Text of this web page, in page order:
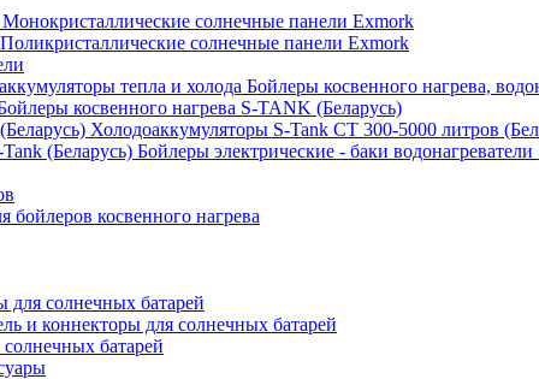
Монокристаллические солнечные панели Exmork
Поликристаллические солнечные панели Exmork
Бойлеры косвенного нагрева,
косвенного нагрева S-TANK (Беларусь)
Холодоаккумуляторы S-Tank СТ 300-5000 литров
Бойлеры электрические - баки водонагреватели
косвенного нагрева
для солнечных батарей
и коннекторы для солнечных батарей
батарей